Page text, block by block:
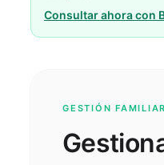
Consultar ahora con
GESTIÓN FAMILIAR